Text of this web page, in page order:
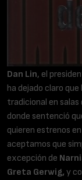
Dan Lin, el
ha dejado claro
tradicional en salas
donde sentenció
quieren estrenos
aceptamos que
excepción de
Greta Gerwig, y